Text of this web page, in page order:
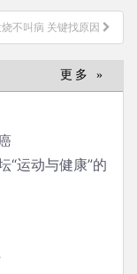
不叫病 关键找原因
更多 »
运动与健康”的